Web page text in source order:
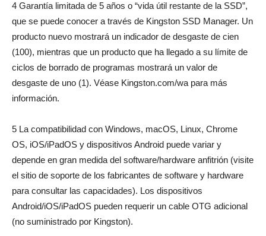
4 Garantía limitada de 5 años o “vida útil restante de la SSD”,
que se puede conocer a través de Kingston SSD Manager. Un
producto nuevo mostrará un indicador de desgaste de cien
(100), mientras que un producto que ha llegado a su límite de
ciclos de borrado de programas mostrará un valor de
desgaste de uno (1). Véase Kingston.com/wa para más
información.
5 La compatibilidad con Windows, macOS, Linux, Chrome
OS, iOS/iPadOS y dispositivos Android puede variar y
depende en gran medida del software/hardware anfitrión (visite
el sitio de soporte de los fabricantes de software y hardware
para consultar las capacidades). Los dispositivos
Android/iOS/iPadOS pueden requerir un cable OTG adicional
(no suministrado por Kingston).